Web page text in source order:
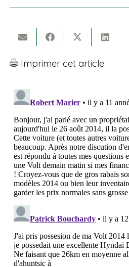
Imprimer cet article